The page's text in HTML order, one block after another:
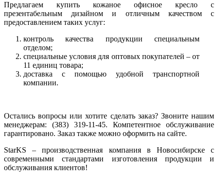
Предлагаем купить кожаное офисное кресло с
презентабельным дизайном и отличным качеством с
предоставлением таких услуг:
контроль качества продукции специальным
отделом;
специальные условия для оптовых покупателей – от
11 единиц товара;
доставка с помощью удобной транспортной
компании.
Остались вопросы или хотите сделать заказ? Звоните нашим
менеджерам: (383) 319-11-45. Компетентное обслуживание
гарантировано. Заказ также можно оформить на сайте.
StarKS – производственная компания в Новосибирске с
современными стандартами изготовления продукции и
обслуживания клиентов!